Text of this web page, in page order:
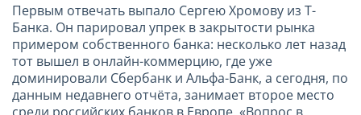
Первым отвечать выпало Сергею Хромову из Т-
Банка. Он парировал упрек в закрытости рынка
примером собственного банка: несколько лет назад
тот вышел в онлайн-коммерцию, где уже
доминировали Сбербанк и Альфа-Банк, а сегодня, по
данным недавнего отчёта, занимает второе место